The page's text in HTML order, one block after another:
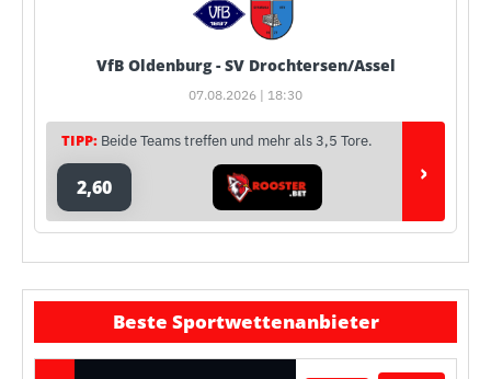
VfB Oldenburg - SV Drochtersen/Assel
07.08.2026 | 18:30
TIPP: Beide Teams treffen und mehr als 3,5 Tore.
2,60 ›
Beste Sportwettenanbieter